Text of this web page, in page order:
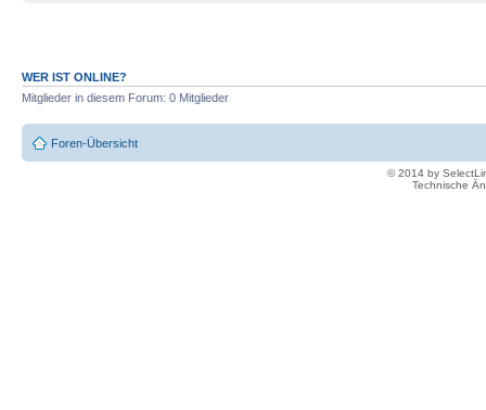
WER IST ONLINE?
Mitglieder in diesem Forum: 0 Mitglieder
Foren-Übersicht
© 2014 by
Technische